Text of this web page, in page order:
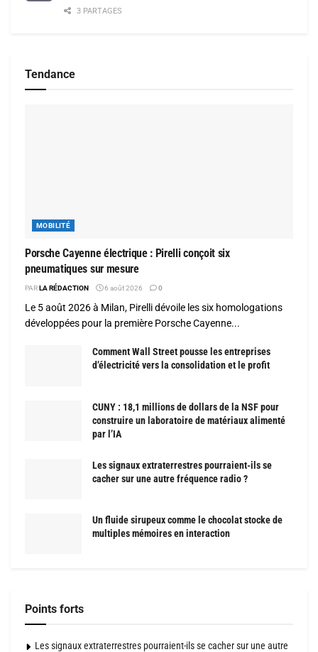
3 PARTAGES
Tendance
MOBILITÉ
Porsche Cayenne électrique : Pirelli conçoit six
pneumatiques sur mesure
PAR LA RÉDACTION 6 août 2026 0
Le 5 août 2026 à Milan, Pirelli dévoile les six homologations
développées pour la première Porsche Cayenne...
Comment Wall Street pousse les entreprises
d’électricité vers la consolidation et le profit
CUNY : 18,1 millions de dollars de la NSF pour
construire un laboratoire de matériaux alimenté
par l’IA
Les signaux extraterrestres pourraient-ils se
cacher sur une autre fréquence radio ?
Un fluide sirupeux comme le chocolat stocke de
multiples mémoires en interaction
Points forts
Les signaux extraterrestres pourraient-ils se cacher sur une autre